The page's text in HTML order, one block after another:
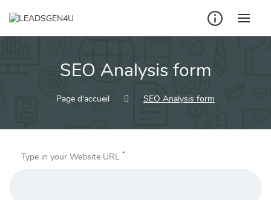
SEO Analysis form
Page d'accueil SEO Analysis form
Type in your Website URL *